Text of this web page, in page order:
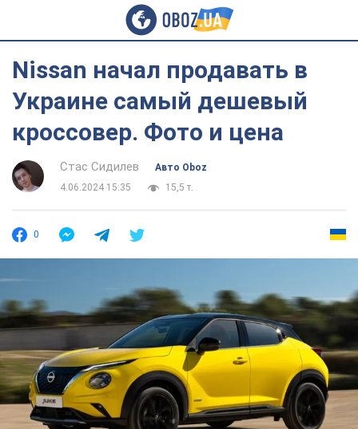
Nissan начал продавать в
Украине самый дешевый
кроссовер. Фото и цена
Стас Сидилев
Авто Oboz
4.06.2024 15:35
15,5 т.
0